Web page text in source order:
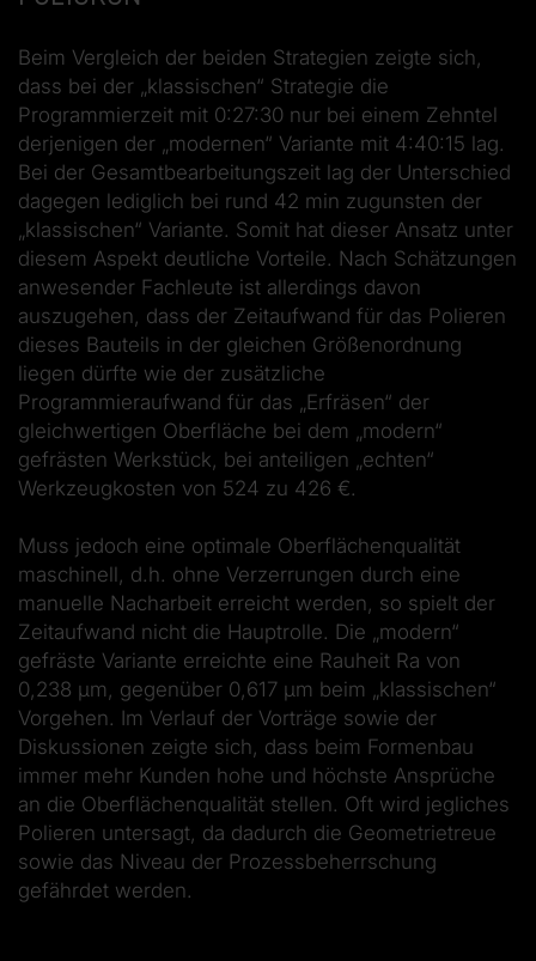
Beim Vergleich der beiden Strategien zeigte sich,
dass bei der „klassischen“ Strategie die
Programmierzeit mit 0:27:30 nur bei einem Zehntel
derjenigen der „modernen“ Variante mit 4:40:15 lag.
Bei der Gesamtbearbeitungszeit lag der Unterschied
dagegen lediglich bei rund 42 min zugunsten der
„klassischen“ Variante. Somit hat dieser Ansatz unter
diesem Aspekt deutliche Vorteile. Nach Schätzungen
anwesender Fachleute ist allerdings davon
auszugehen, dass der Zeitaufwand für das Polieren
dieses Bauteils in der gleichen Größenordnung
liegen dürfte wie der zusätzliche
Programmieraufwand für das „Erfräsen“ der
gleichwertigen Oberfläche bei dem „modern“
gefrästen Werkstück, bei anteiligen „echten“
Werkzeugkosten von 524 zu 426 €.
Muss jedoch eine optimale Oberflächenqualität
maschinell, d.h. ohne Verzerrungen durch eine
manuelle Nacharbeit erreicht werden, so spielt der
Zeitaufwand nicht die Hauptrolle. Die „modern“
gefräste Variante erreichte eine Rauheit Ra von
0,238 µm, gegenüber 0,617 µm beim „klassischen“
Vorgehen. Im Verlauf der Vorträge sowie der
Diskussionen zeigte sich, dass beim Formenbau
immer mehr Kunden hohe und höchste Ansprüche
an die Oberflächenqualität stellen. Oft wird jegliches
Polieren untersagt, da dadurch die Geometrietreue
sowie das Niveau der Prozessbeherrschung
gefährdet werden.